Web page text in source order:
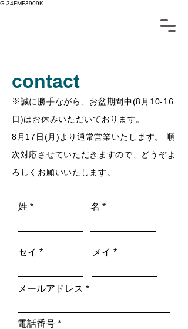
G-34FMF3909K
contact
※誠に勝手ながら、お盆期間中(8月10-16
日)はお休みいただいております。
8月17日(月)より通常営業いたします。 順
次対応させていただきますので、どうぞよ
ろしくお願いいたします。
姓 名
セイ メイ
メールアドレス
電話番号